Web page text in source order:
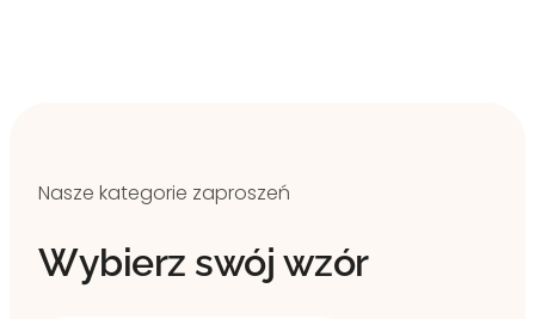
Nasze kategorie zaproszeń
Wybierz swój wzór